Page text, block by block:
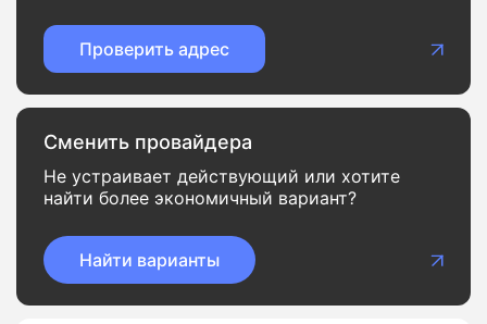
Проверить адрес
Сменить провайдера
Не устраивает действующий или хотите
найти более экономичный вариант?
Найти варианты